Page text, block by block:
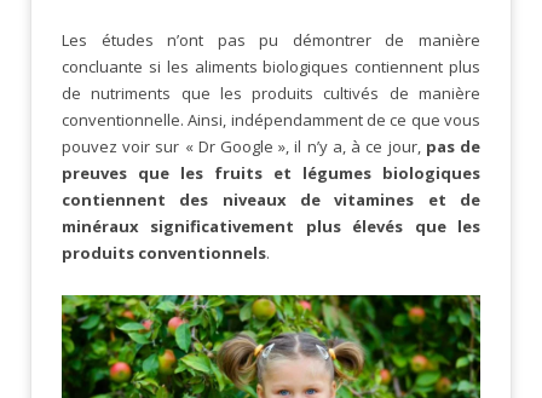
Les études n’ont pas pu démontrer de manière
concluante si les aliments biologiques contiennent plus
de nutriments que les produits cultivés de manière
conventionnelle. Ainsi, indépendamment de ce que vous
pouvez voir sur « Dr Google », il n’y a, à ce jour, pas de
preuves que les fruits et légumes biologiques
contiennent des niveaux de vitamines et de
minéraux significativement plus élevés que les
produits conventionnels.